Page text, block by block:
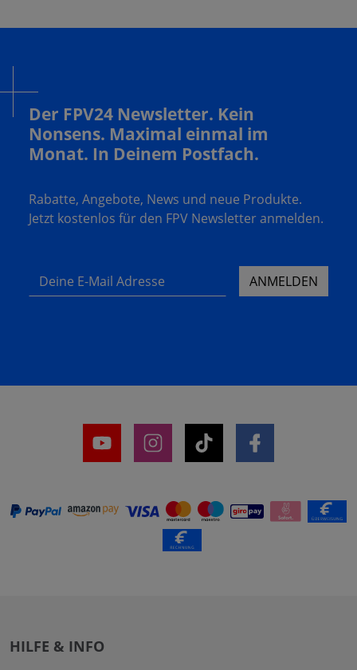
Der FPV24 Newsletter. Kein
Nonsens. Maximal einmal im
Monat. In Deinem Postfach.
Rabatte, Angebote, News und neue Produkte.
Jetzt kostenlos für den FPV Newsletter anmelden.
Deine E-Mail Adresse ANMELDEN
HILFE & INFO